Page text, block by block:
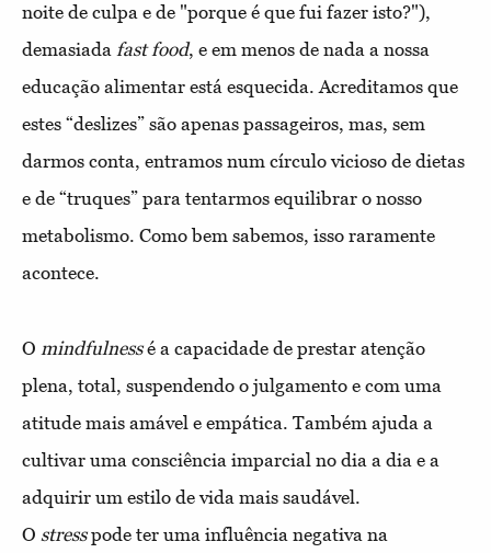
noite de culpa e de "porque é que fui fazer isto?"),
demasiada fast food, e em menos de nada a nossa
educação alimentar está esquecida. Acreditamos que
estes “deslizes” são apenas passageiros, mas, sem
darmos conta, entramos num círculo vicioso de dietas
e de “truques” para tentarmos equilibrar o nosso
metabolismo. Como bem sabemos, isso raramente
acontece.
O mindfulnessé a capacidade de prestar atenção
plena, total, suspendendo o julgamento e com uma
atitude mais amável e empática. Também ajuda a
cultivar uma consciência imparcial no dia a dia e a
adquirir um estilo de vida mais saudável.
O stresspode ter uma influência negativa na